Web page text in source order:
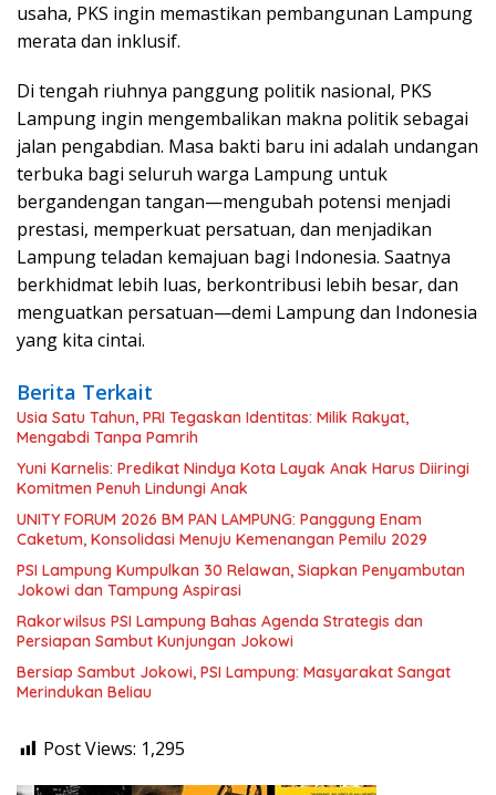
usaha, PKS ingin memastikan pembangunan Lampung
merata dan inklusif.
Di tengah riuhnya panggung politik nasional, PKS
Lampung ingin mengembalikan makna politik sebagai
jalan pengabdian. Masa bakti baru ini adalah undangan
terbuka bagi seluruh warga Lampung untuk
bergandengan tangan—mengubah potensi menjadi
prestasi, memperkuat persatuan, dan menjadikan
Lampung teladan kemajuan bagi Indonesia. Saatnya
berkhidmat lebih luas, berkontribusi lebih besar, dan
menguatkan persatuan—demi Lampung dan Indonesia
yang kita cintai.
Berita Terkait
Usia Satu Tahun, PRI Tegaskan Identitas: Milik Rakyat,
Mengabdi Tanpa Pamrih
Yuni Karnelis: Predikat Nindya Kota Layak Anak Harus Diiringi
Komitmen Penuh Lindungi Anak
UNITY FORUM 2026 BM PAN LAMPUNG: Panggung Enam
Caketum, Konsolidasi Menuju Kemenangan Pemilu 2029
PSI Lampung Kumpulkan 30 Relawan, Siapkan Penyambutan
Jokowi dan Tampung Aspirasi
Rakorwilsus PSI Lampung Bahas Agenda Strategis dan
Persiapan Sambut Kunjungan Jokowi
Bersiap Sambut Jokowi, PSI Lampung: Masyarakat Sangat
Merindukan Beliau
Post Views: 1,295